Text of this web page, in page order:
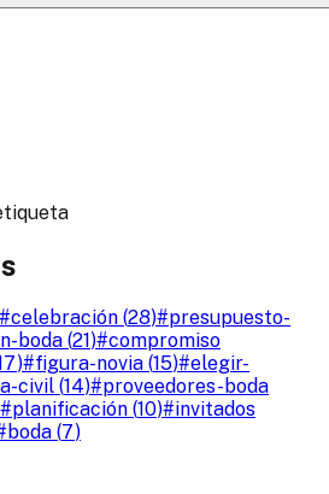
#celebración (28)#presupuesto-
boda (21)#compromiso
)#figura-novia (15)#elegir-
civil (14)#proveedores-boda
#planificación (10)#invitados
boda (7)